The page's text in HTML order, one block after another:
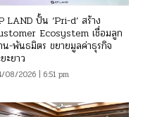
LAND ปั้น ‘Pri-d’ สร้าง
Ecosystem เชื่อมลูก
น-พันธมิตร ขยายมูลค่าธุรกิจ
ะยาว
08/2026 | 6:51 pm